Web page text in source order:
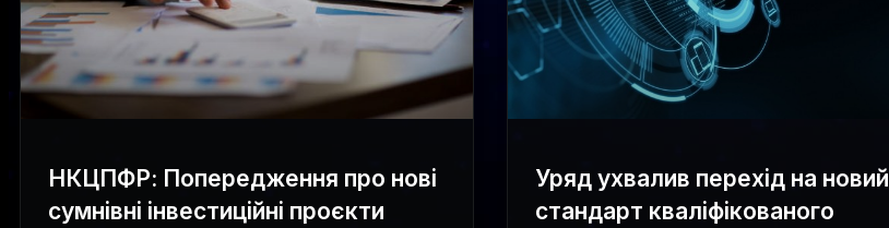
НКЦПФР: Попередження про нові
сумнівні інвестиційні проєкти
Уряд ухвалив перехід на новий
стандарт кваліфікованого